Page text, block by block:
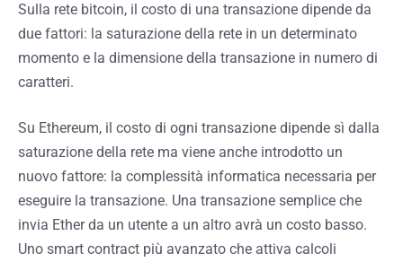
Sulla rete bitcoin, il costo di una transazione dipende da
due fattori: la saturazione della rete in un determinato
momento e la dimensione della transazione in numero di
caratteri.
Su Ethereum, il costo di ogni transazione dipende sì dalla
saturazione della rete ma viene anche introdotto un
nuovo fattore: la complessità informatica necessaria per
eseguire la transazione. Una transazione semplice che
invia Ether da un utente a un altro avrà un costo basso.
Uno smart contract più avanzato che attiva calcoli